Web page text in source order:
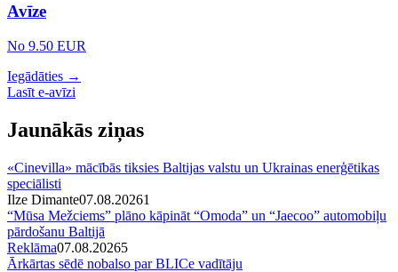
Avīze
No 9.50 EUR
Iegādāties →
Lasīt e-avīzi
Jaunākās ziņas
«Cinevilla» mācībās tiksies Baltijas valstu un Ukrainas enerģētikas
speciālisti
Ilze Dimante07.08.20261
“Mūsa Mežciems” plāno kāpināt “Omoda” un “Jaecoo” automobiļu
pārdošanu Baltijā
Reklāma07.08.20265
Ārkārtas sēdē nobalso par BLICe vadītāju